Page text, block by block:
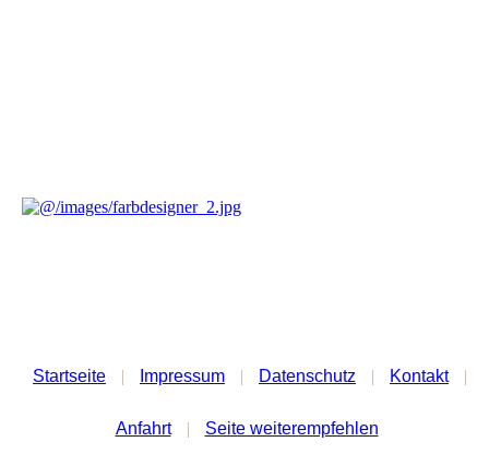
Startseite | Impressum | Datenschutz | Kontakt |
Anfahrt | Seite weiterempfehlen